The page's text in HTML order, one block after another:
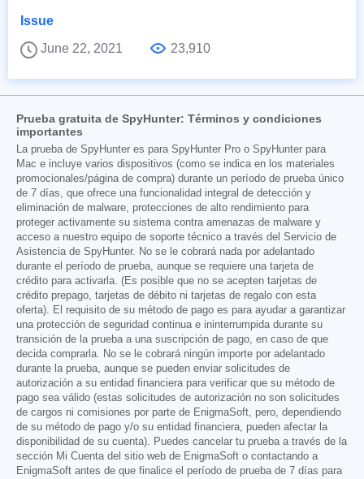
Issue
June 22, 2021
23,910
Prueba gratuita de SpyHunter: Términos y condiciones
importantes
La prueba de SpyHunter es para SpyHunter Pro o SpyHunter para
Mac e incluye varios dispositivos (como se indica en los materiales
promocionales/página de compra) durante un período de prueba único
de 7 días, que ofrece una funcionalidad integral de detección y
eliminación de malware, protecciones de alto rendimiento para
proteger activamente su sistema contra amenazas de malware y
acceso a nuestro equipo de soporte técnico a través del Servicio de
Asistencia de SpyHunter. No se le cobrará nada por adelantado
durante el período de prueba, aunque se requiere una tarjeta de
crédito para activarla. (Es posible que no se acepten tarjetas de
crédito prepago, tarjetas de débito ni tarjetas de regalo con esta
oferta). El requisito de su método de pago es para ayudar a garantizar
una protección de seguridad continua e ininterrumpida durante su
transición de la prueba a una suscripción de pago, en caso de que
decida comprarla. No se le cobrará ningún importe por adelantado
durante la prueba, aunque se pueden enviar solicitudes de
autorización a su entidad financiera para verificar que su método de
pago sea válido (estas solicitudes de autorización no son solicitudes
de cargos ni comisiones por parte de EnigmaSoft, pero, dependiendo
de su método de pago y/o su entidad financiera, pueden afectar la
disponibilidad de su cuenta). Puedes cancelar tu prueba a través de la
sección Mi Cuenta del sitio web de EnigmaSoft o contactando a
EnigmaSoft antes de que finalice el período de prueba de 7 días para